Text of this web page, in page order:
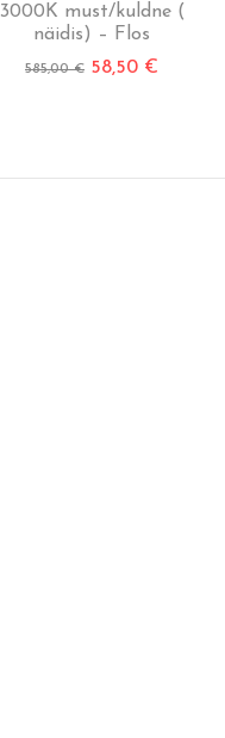
3000K must/kuldne (
näidis) – Flos
585,00€ 58,50 €